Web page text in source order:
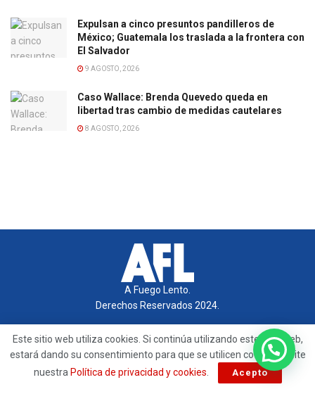
Expulsan a cinco presuntos pandilleros de
México; Guatemala los traslada a la frontera con
El Salvador
9 AGOSTO, 2026
Caso Wallace: Brenda Quevedo queda en
libertad tras cambio de medidas cautelares
8 AGOSTO, 2026
A Fuego Lento.
Derechos Reservados 2024.
Tel: 55 0000 0000
Este sitio web utiliza cookies. Si continúa utilizando este sitio web,
estará dando su consentimiento para que se utilicen cookies. Visite
nuestra Política de privacidad y cookies Acepto